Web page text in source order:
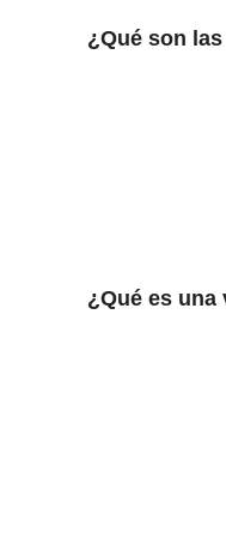
¿Qué son
¿Qué es una